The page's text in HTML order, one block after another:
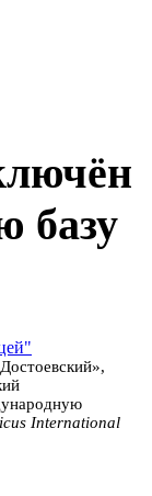
базу
International